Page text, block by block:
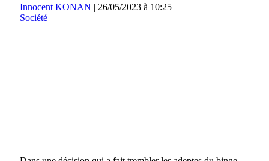
Innocent KONAN | 26/05/2023 à 10:25
Société